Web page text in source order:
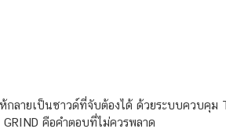
กลายเป็นซาวด์ที่จับต้องได้ ด้วยระบบควบคุม
คือคำตอบที่ไม่ควรพลาด